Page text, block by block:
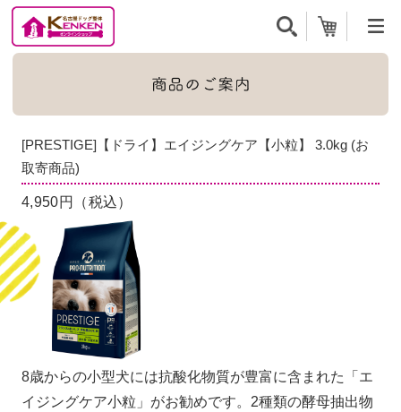
[PRESTIGE]【ドライ】エイジングケア【小粒】 3.0kg (お
取寄商品)
4,950円（税込）
8歳からの小型犬には抗酸化物質が豊富に含まれた「エ
イジングケア小粒」がお勧めです。2種類の酵母抽出物